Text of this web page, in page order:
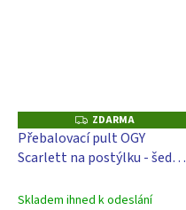
Z
D
A
R
M
ZDARMA
Přebalovací pult OGY
Scarlett na postýlku - šedý -
Oslík - bílý
Skladem ihned k odeslání